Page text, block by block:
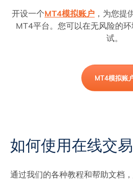
开设一个MT4模拟账户 ，为您提
MT4平台。您可以在无风险的
试。
MT4模拟账
如何使用在线交
通过我们的各种教程和帮助文档